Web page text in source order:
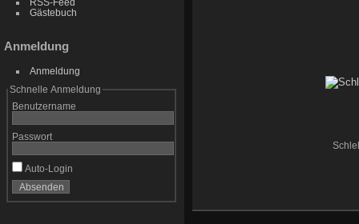
Gästebuch
Anmeldung
Anmeldung
Schnelle Anmeldung
Benutzername
Passwort
Auto-Login